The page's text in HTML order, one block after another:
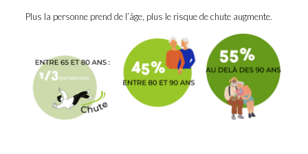
Plus la personne prend de l’âge, plus le risque de chute augmente.